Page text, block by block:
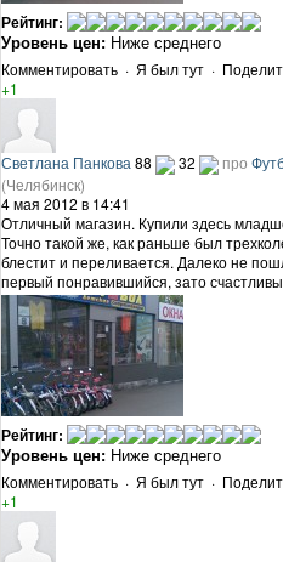
Рейтинг:
Уровень цен: Ниже среднего
Комментировать · Я был тут ·
+1
Светлана Панкова 88 32 про
(Челябинск)
4 мая 2012 в 14:41
Отличный магазин. Купили здесь
Точно такой же, как раньше был
блестит и переливается. Далеко не
первый понравившийся, зато
Рейтинг:
Уровень цен: Ниже среднего
Комментировать · Я был тут ·
+1